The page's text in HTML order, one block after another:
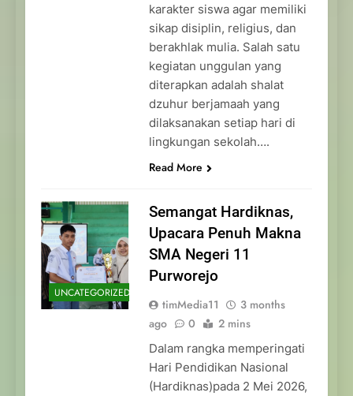
karakter siswa agar memiliki
sikap disiplin, religius, dan
berakhlak mulia. Salah satu
kegiatan unggulan yang
diterapkan adalah shalat
dzuhur berjamaah yang
dilaksanakan setiap hari di
lingkungan sekolah….
Read More
UNCATEGORIZED
Semangat Hardiknas,
Upacara Penuh Makna
SMA Negeri 11
Purworejo
timMedia11
3 months
ago
0 2 mins
Dalam rangka memperingati
Hari Pendidikan Nasional
(Hardiknas)pada 2 Mei 2026,